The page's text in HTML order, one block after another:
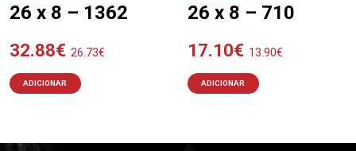
26 x 8 – 1362
32.88€ 26.73€
ADICIONAR
26 x 8 – 710
17.10€ 13.90€
ADICIONAR